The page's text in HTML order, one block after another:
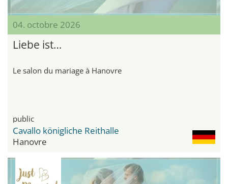
04. octobre 2026
Liebe ist…
Le salon du mariage à Hanovre
public
Cavallo königliche Reithalle
Hanovre